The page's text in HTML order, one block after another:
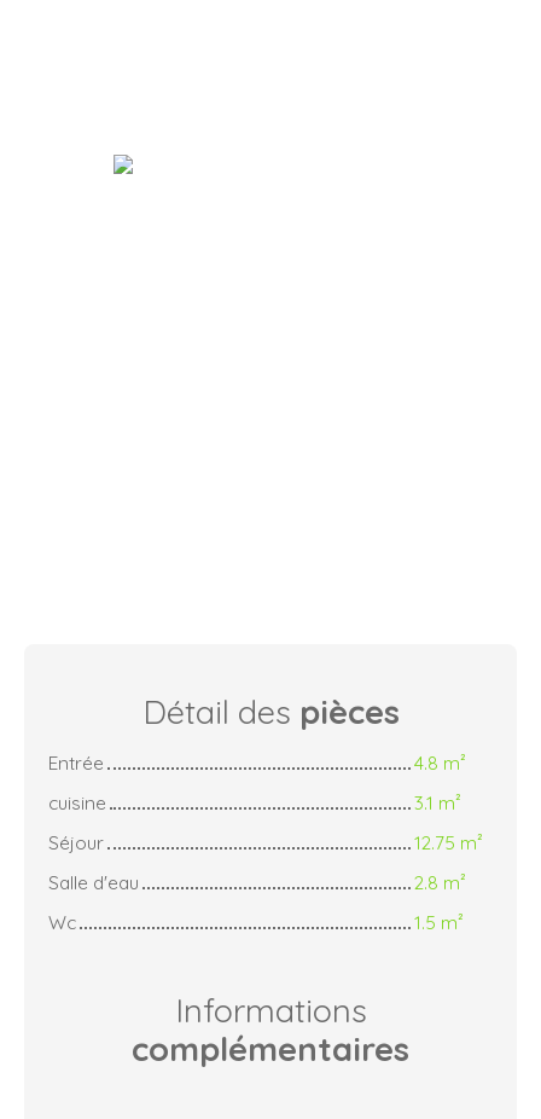
Détail des pièces
Entrée
4.8 m²
cuisine
3.1 m²
Séjour
12.75 m²
Salle d'eau
2.8 m²
Wc
1.5 m²
Informations
complémentaires